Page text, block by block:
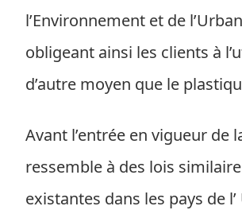
l’Environnement et de
obligeant ainsi les clients à
d’autre moyen que le
Avant l’entrée en vigueur de
ressemble à des lois
existantes dans les pays de l’